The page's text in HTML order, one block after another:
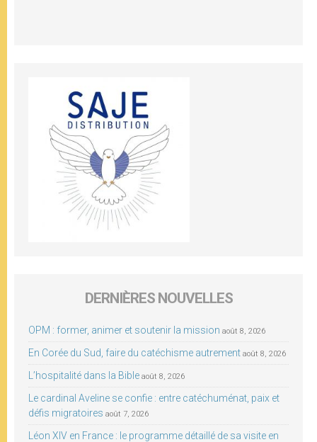
DERNIÈRES NOUVELLES
OPM : former, animer et soutenir la mission août 8, 2026
En Corée du Sud, faire du catéchisme autrement août 8, 2026
L’hospitalité dans la Bible août 8, 2026
Le cardinal Aveline se confie : entre catéchuménat, paix et
défis migratoires août 7, 2026
Léon XIV en France : le programme détaillé de sa visite en